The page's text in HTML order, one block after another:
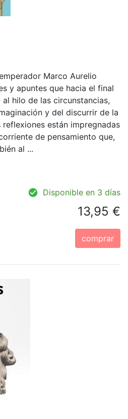
Marco Aurelio
y apuntes que hacia el final
hilo de las circunstancias,
y del discurrir de la
están impregnadas
de pensamiento que,
al ...
Disponible en 3 días
13,95 €
comprar